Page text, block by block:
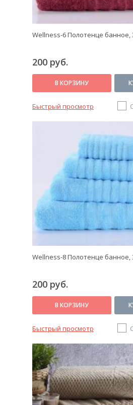
Wellness-6 Полотенце банное,
200 руб.
В КОРЗИНУ
Быстрый просмотр
Wellness-8 Полотенце банное,
200 руб.
В КОРЗИНУ
Быстрый просмотр